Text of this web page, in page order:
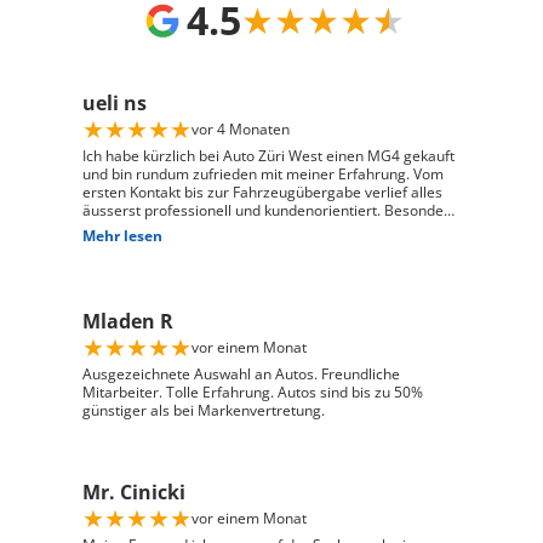
4.5★★★★★
ueli ns
★★★★★vor 4 Monaten
Ich habe kürzlich bei Auto Züri West einen MG4 gekauft
und bin rundum zufrieden mit meiner Erfahrung. Vom
ersten Kontakt bis zur Fahrzeugübergabe verlief alles
äusserst professionell und kundenorientiert. Besonders
hervorheben möchte ich die hervorragende Beratung
durch Herrn David Panic. Er hat sich viel Zeit
und engagierte Art hat den gesamten Kaufprozess sehr
angenehm gemacht. Die Abwicklung verlief reibungslos
und zuverlässig, und ich habe mein Fahrzeug genau so
erhalten, wie ich es mir vorgestellt habe. Ich kann Auto
Züri West uneingeschränkt weiterempfehlen und
bedanke mich herzlich für den ausgezeichneten Service
Mehr lesen
Mladen R
★★★★★vor einem Monat
Ausgezeichnete Auswahl an Autos. Freundliche
Mitarbeiter. Tolle Erfahrung. Autos sind bis zu 50%
günstiger als bei Markenvertretung.
Mr. Cinicki
★★★★★vor einem Monat